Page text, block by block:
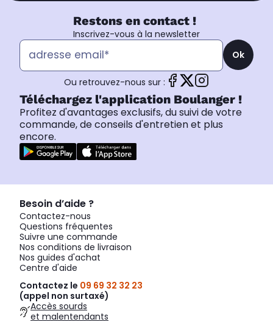
Restons en contact !
Inscrivez-vous à la newsletter
Ok
Ou retrouvez-nous sur :
Téléchargez l'application Boulanger !
Profitez d'avantages exclusifs, du suivi de votre
commande, de conseils d'entretien et plus
encore.
Besoin d’aide ?
Contactez-nous
Questions fréquentes
Suivre une commande
Nos conditions de livraison
Nos guides d'achat
Centre d'aide
Contactez le 09 69 32 32 23
(appel non surtaxé)
Accès sourds
et malentendants